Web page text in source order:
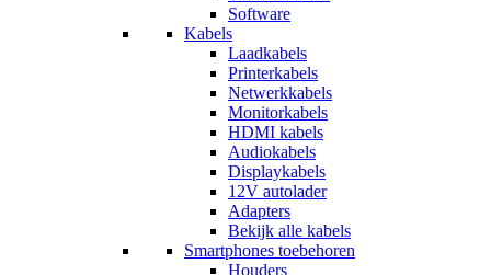
Software
Kabels
Laadkabels
Printerkabels
Netwerkkabels
Monitorkabels
HDMI kabels
Audiokabels
Displaykabels
12V autolader
Adapters
Bekijk alle kabels
Smartphones toebehoren
Houders